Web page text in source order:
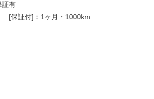
有
[保証付]：1ヶ月・1000km